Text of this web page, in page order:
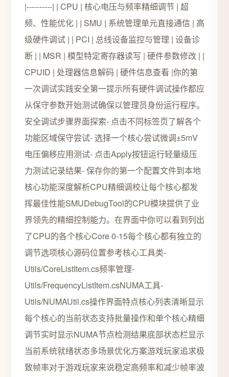
|----------| | CPU | 核心电压与频率精细调节 | 超
频、性能优化 | | SMU | 系统管理单元直接通信 | 高
级硬件调试 | | PCI | 总线设备监控与管理 | 设备诊
断 | | MSR | 模型特定寄存器读写 | 硬件参数修改 | |
CPUID | 处理器信息解码 | 硬件信息查看 |你的第
一次调试实践安全第一提示所有硬件调试操作都应
从保守参数开始测试确保以管理员身份运行程序。
安全调试步骤界面探索- 点击不同标签页了解各个
功能区域保守尝试- 选择一个核心尝试微调±5mV
电压偏移应用测试- 点击Apply按钮运行轻量级压
力测试记录结果- 保存你的第一个配置文件到本地
核心功能深度解析CPU精细调校让每个核心都发
挥最佳性能SMUDebugTool的CPU模块提供了业
界领先的精细控制能力。在界面中你可以看到列出
了CPU的各个核心Core 0-15每个核心都有独立的
调节选项核心源码位置参考核心工具类-
Utils/CoreListItem.cs频率管理-
Utils/FrequencyListItem.csNUMA工具-
Utils/NUMAUtil.cs操作界面特点核心列表清晰显示
每个核心的当前状态支持批量操作和单个核心精细
调节实时显示NUMA节点检测结果底部状态栏显示
当前系统就绪状态多场景优化方案游戏玩家追求极
致帧率对于游戏玩家来说稳定高频率和减少帧率波